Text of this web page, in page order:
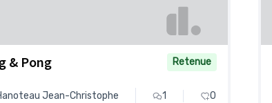
& Pong Retenue
Jean-Christophe 1 0